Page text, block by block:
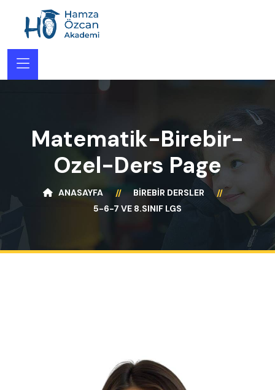
Matematik-Birebir-
Ozel-Ders Page
ANASAYFA
BIREBIR DERSLER
5-6-7 VE 8.SINIF LGS